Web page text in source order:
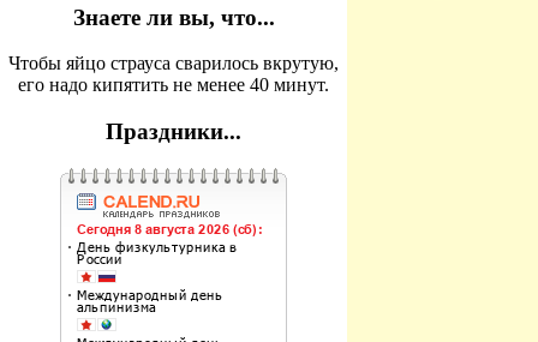
Знаете ли вы, что...
Чтобы яйцо страуса сварилось вкрутую,
его надо кипятить не менее 40 минут.
Праздники...